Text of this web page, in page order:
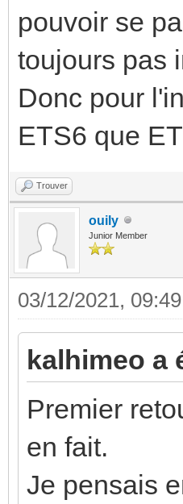
pouvoir se
toujours pas
Donc pour
ETS6 que
Trouver
ouily
Junior Member
03/12/2021,
kalhimeo a
Premier
en fait.
Je pensais